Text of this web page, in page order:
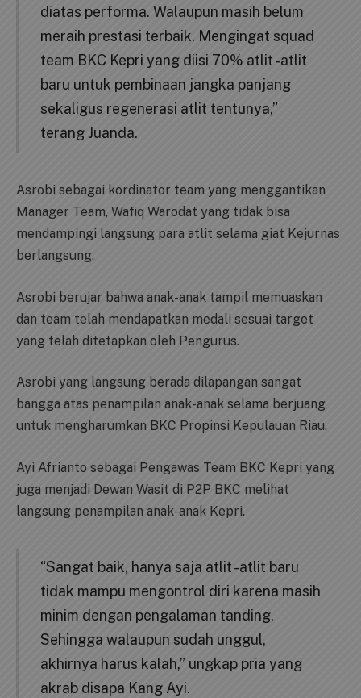
diatas performa. Walaupun masih belum
meraih prestasi terbaik. Mengingat squad
team BKC Kepri yang diisi 70% atlit -atlit
baru untuk pembinaan jangka panjang
sekaligus regenerasi atlit tentunya,”
terang Juanda.
Asrobi sebagai kordinator team yang menggantikan
Manager Team, Wafiq Warodat yang tidak bisa
mendampingi langsung para atlit selama giat Kejurnas
berlangsung.
Asrobi berujar bahwa anak-anak tampil memuaskan
dan team telah mendapatkan medali sesuai target
yang telah ditetapkan oleh Pengurus.
Asrobi yang langsung berada dilapangan sangat
bangga atas penampilan anak-anak selama berjuang
untuk mengharumkan BKC Propinsi Kepulauan Riau.
Ayi Afrianto sebagai Pengawas Team BKC Kepri yang
juga menjadi Dewan Wasit di P2P BKC melihat
langsung penampilan anak-anak Kepri.
“Sangat baik, hanya saja atlit -atlit baru
tidak mampu mengontrol diri karena masih
minim dengan pengalaman tanding.
Sehingga walaupun sudah unggul,
akhirnya harus kalah,” ungkap pria yang
akrab disapa Kang Ayi.